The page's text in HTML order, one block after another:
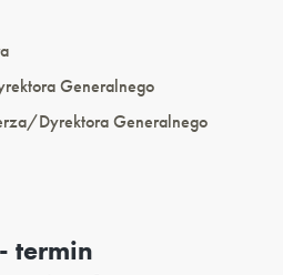
Generalnego
Dyrektora Generalnego
termin